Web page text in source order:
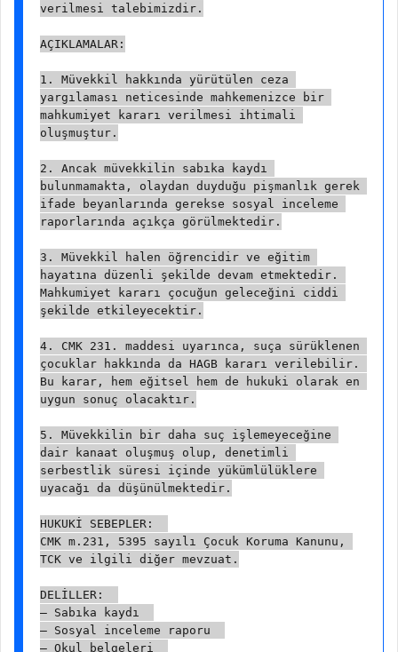
verilmesi talebimizdir.
AÇIKLAMALAR:
1. Müvekkil hakkında yürütülen ceza
yargılaması neticesinde mahkemenizce bir
mahkumiyet kararı verilmesi ihtimali
oluşmuştur.
2. Ancak müvekkilin sabıka kaydı
bulunmamakta, olaydan duyduğu pişmanlık gerek
ifade beyanlarında gerekse sosyal inceleme
raporlarında açıkça görülmektedir.
3. Müvekkil halen öğrencidir ve eğitim
hayatına düzenli şekilde devam etmektedir.
Mahkumiyet kararı çocuğun geleceğini ciddi
şekilde etkileyecektir.
4. CMK 231. maddesi uyarınca, suça sürüklenen
çocuklar hakkında da HAGB kararı verilebilir.
Bu karar, hem eğitsel hem de hukuki olarak en
uygun sonuç olacaktır.
5. Müvekkilin bir daha suç işlemeyeceğine
dair kanaat oluşmuş olup, denetimli
serbestlik süresi içinde yükümlülüklere
uyacağı da düşünülmektedir.
HUKUKİ SEBEPLER:
CMK m.231, 5395 sayılı Çocuk Koruma Kanunu,
TCK ve ilgili diğer mevzuat.
DELİLLER:
– Sabıka kaydı
– Sosyal inceleme raporu
– Okul belgeleri